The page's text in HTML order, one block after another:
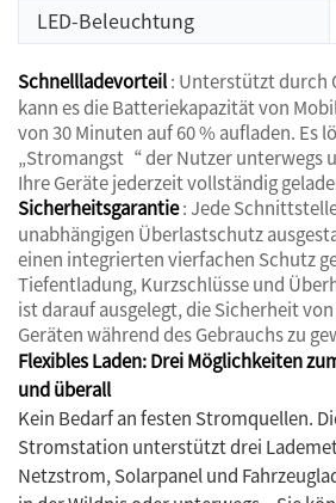
LED-Beleuchtung
Schnellladevorteil: Unterstützt durch
kann es die Batteriekapazität von
von 30 Minuten auf 60 % aufladen. Es
„Stromangst“ der Nutzer unterwegs
Ihre Geräte jederzeit vollständig
Sicherheitsgarantie: Jede
unabhängigen Überlastschutz
einen integrierten vierfachen Schutz
Tiefentladung, Kurzschlüsse und
ist darauf ausgelegt, die Sicherheit
Geräten während des Gebrauchs zu
Flexibles Laden: Drei Möglichkeiten
und überall
Kein Bedarf an festen Stromquellen.
Stromstation unterstützt drei
Netzstrom, Solarpanel und